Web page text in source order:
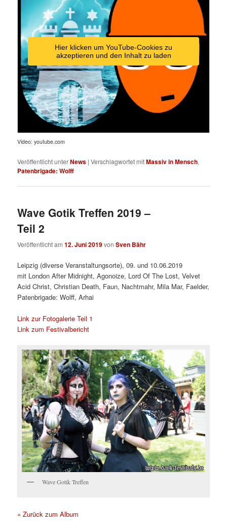
Hier klicken um YouTube-Cookies zu
akzeptieren und den Inhalt zu laden
Video: youtube.com
Veröffentlicht unterNews |Verschlagwortet mitMassiv in Mensch,
Patenbrigade: Wolff
Wave Gotik Treffen 2019 –
Teil 2
Veröffentlicht am12. Juni 2019vonSven Bähr
Leipzig (diverse Veranstaltungsorte), 09. und 10.06.2019
mit London After Midnight, Agonoize, Lord Of The Lost, Velvet
Acid Christ, Christian Death, Faun, Nachtmahr, Mila Mar, Faelder,
Patenbrigade: Wolff, Arhai
Link zur Fotogalerie Teil 1
Link zum Festivalbericht
Wave Gotik Treffen
« Zurück zum Album